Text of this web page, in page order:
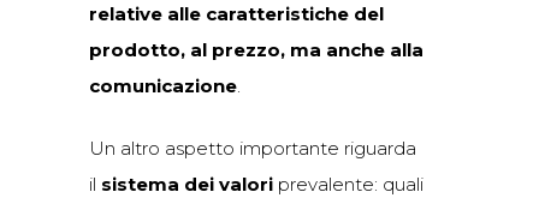
relative alle caratteristiche del
prodotto, al prezzo, ma anche alla
comunicazione.
Un altro aspetto importante riguarda
il sistema dei valori prevalente: quali